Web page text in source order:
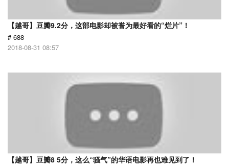
【越哥】豆瓣9.2分，这部电影却被誉为最好看的“烂片”！
# 688
2018-08-31 08:57
【越哥】豆瓣8 5分，这么“骚气”的华语电影再也难见到了！